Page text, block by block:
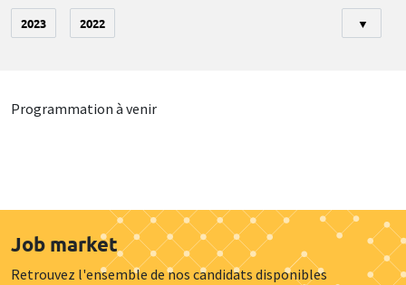
2023 2022 ▼
Programmation à venir
Job market
Retrouvez l'ensemble de nos candidats disponibles